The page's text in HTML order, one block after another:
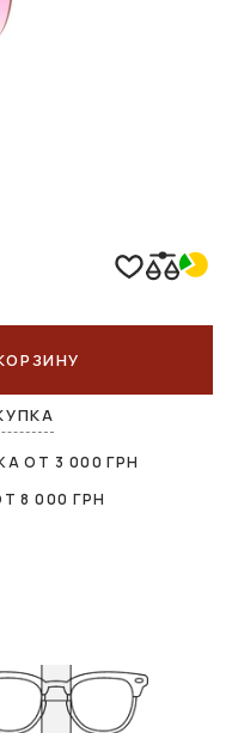
ОТ 3 000 ГРН
8 000 ГРН